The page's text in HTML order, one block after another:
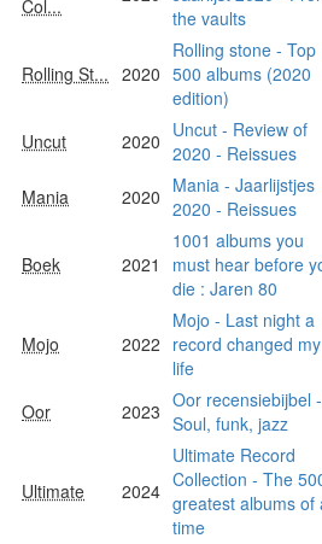
Col...
the vaults
Rolling St... 2020
Rolling stone - Top
500 albums (2020
edition)
Uncut 2020 Uncut - Review of
2020 - Reissues
Mania 2020 Mania - Jaarlijstjes
2020 - Reissues
Boek 2021
1001 albums you
must hear before
die : Jaren 80
Mojo 2022
Mojo - Last night a
record changed my
life
Oor 2023 Oor recensiebijbel -
Soul, funk, jazz
Ultimate 2024
Ultimate Record
Collection - The
greatest albums of
time